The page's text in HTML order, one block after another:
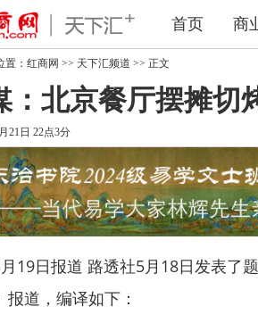
首页 商
置： 红商网 >> 天下汇频道 >> 正文
：北京餐厅摆摊切
21日 22点3分
日报道 路透社5月18日发表了
报道，编译如下：